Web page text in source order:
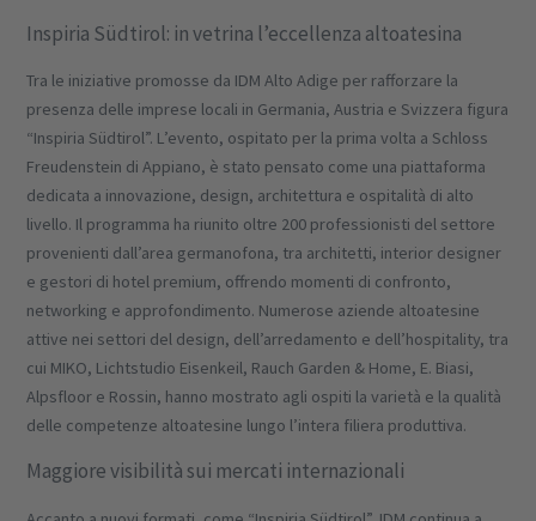
Inspiria Südtirol: in vetrina l’eccellenza altoatesina
Tra le iniziative promosse da IDM Alto Adige per rafforzare la
presenza delle imprese locali in Germania, Austria e Svizzera figura
“Inspiria Südtirol”. L’evento, ospitato per la prima volta a Schloss
Freudenstein di Appiano, è stato pensato come una piattaforma
dedicata a innovazione, design, architettura e ospitalità di alto
livello. Il programma ha riunito oltre 200 professionisti del settore
provenienti dall’area germanofona, tra architetti, interior designer
e gestori di hotel premium, offrendo momenti di confronto,
networking e approfondimento. Numerose aziende altoatesine
attive nei settori del design, dell’arredamento e dell’hospitality, tra
cui MIKO, Lichtstudio Eisenkeil, Rauch Garden & Home, E. Biasi,
Alpsfloor e Rossin, hanno mostrato agli ospiti la varietà e la qualità
delle competenze altoatesine lungo l’intera filiera produttiva.
Maggiore visibilità sui mercati internazionali